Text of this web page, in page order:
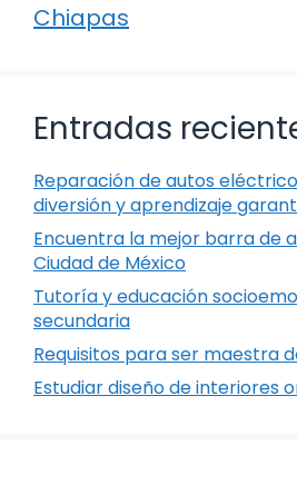
Chiapas
Entradas
Reparación de autos
diversión y aprendizaje
Encuentra la mejor barra de
Ciudad de México
Tutoría y educación
secundaria
Requisitos para ser maestra
Estudiar diseño de interiores